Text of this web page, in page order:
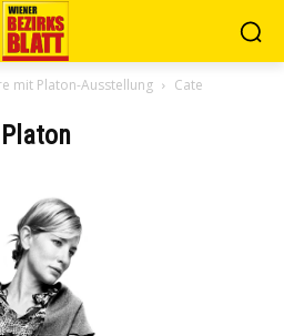
mit Platon-Ausstellung
Cate